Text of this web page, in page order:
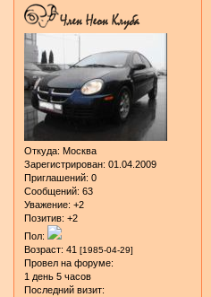
Откуда: Москва
Зарегистрирован: 01.04.2009
Приглашений: 0
Сообщений: 63
Уважение: +2
Позитив: +2
Пол:
Возраст: 41 [1985-04-29]
Провел на форуме:
1 день 5 часов
Последний визит: